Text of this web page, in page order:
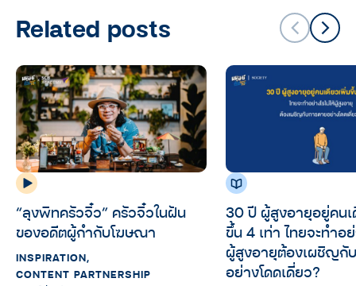
Related posts
“ลุงพิทครัวจิ๋ว” ครัวจิ๋วในฝัน
ของอดีตผู้กำกับโฆษณา
INSPIRATION,
CONTENT PARTNERSHIP
30 ปี ผู้สูงอายุอยู่คน
ขึ้น 4 เท่า ไทยจะทำอย่
ผู้สูงอายุต้องเผชิญกั
อย่างโดดเดี่ยว?